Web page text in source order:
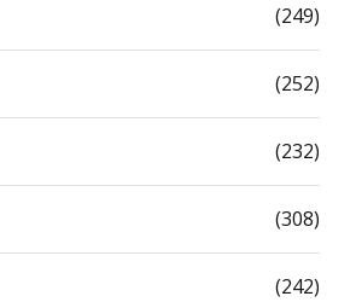
(249)
(252)
(232)
(308)
(242)